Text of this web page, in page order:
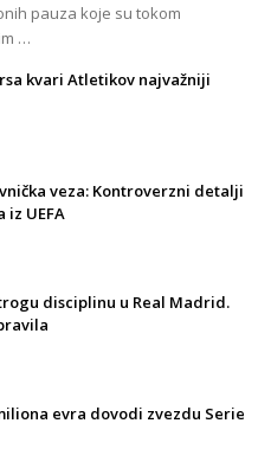
pauza koje su tokom
…
kvari Atletikov najvažniji
veza: Kontroverzni detalji
iz UEFA
disciplinu u Real Madrid.
evra dovodi zvezdu Serie